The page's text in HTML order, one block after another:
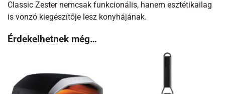
Classic Zester nemcsak funkcionális, hanem esztétikailag
is vonzó kiegészítője lesz konyhájának.​
Érdekelhetnek még…